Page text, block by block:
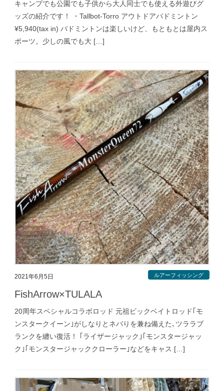
キャンプでも公園でも子供から大人同士でも使える外遊びグ
ッズの紹介です！ ・Tallbot-Torro アウトドアバドミントン
¥5,940(tax in) バドミントンは楽しいけど、もともとは屋内ス
ポーツ。少しの風でも大 […]
2021年6月5日 ルアーフィッシング
FishArrow×TULALA
20周年スペシャルコラボロッド 元祖ビックベイトロッド｢モ
ンスタークイーン｣がしなりとネバりを兼ね備えた､ツララブ
ランクを纏い復活！ ｢ライザージャック｣｢モンスタージャッ
ク｣｢モンスタージャッククローラー｣などをキャス […]